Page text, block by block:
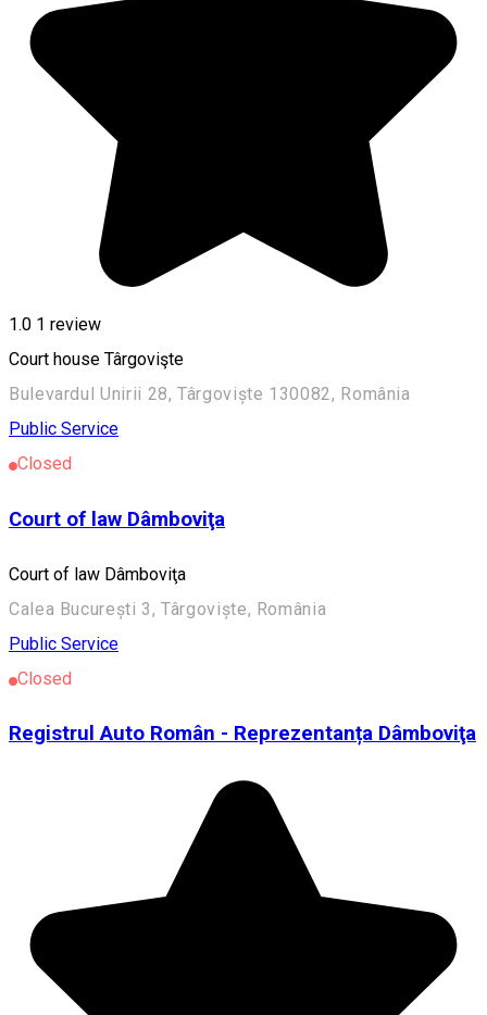
1.0 1 review
Court house Târgovişte
Bulevardul Unirii 28, Târgoviște 130082, România
Public Service
Closed
Court of law Dâmboviţa
Court of law Dâmboviţa
Calea București 3, Târgoviște, România
Public Service
Closed
Registrul Auto Român - Reprezentanța Dâmboviţa